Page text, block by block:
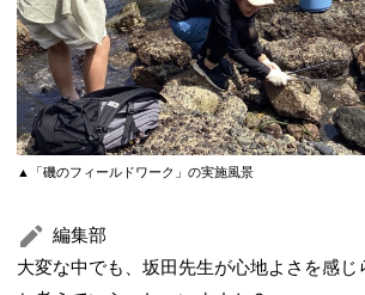
▲「磯のフィールドワーク」の実施風景
編集部
大変な中でも、坂田先生が心地よさを感じ